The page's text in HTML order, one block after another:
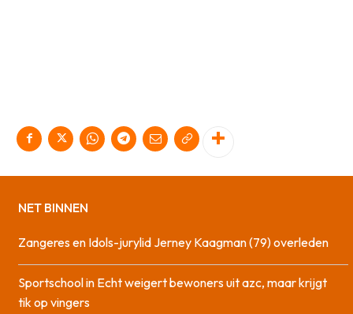
NET BINNEN
Zangeres en Idols-jurylid Jerney Kaagman (79) overleden
Sportschool in Echt weigert bewoners uit azc, maar krijgt
tik op vingers